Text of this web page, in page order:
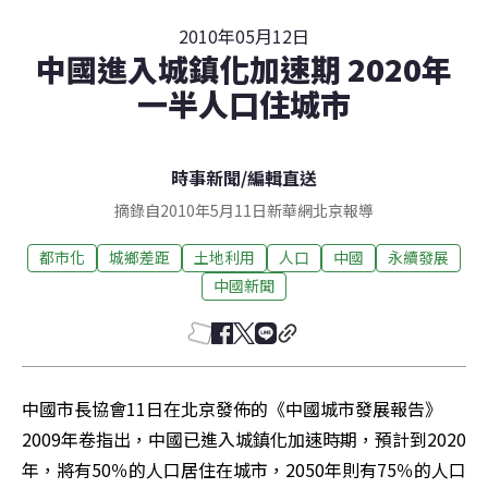
2010年05月12日
中國進入城鎮化加速期 2020年
一半人口住城市
時事新聞/編輯直送
摘錄自2010年5月11日新華網北京報導
都市化 城鄉差距 土地利用 人口 中國
永續發展
中國新聞
中國市長協會11日在北京發佈的《中國城市發展報告》
2009年卷指出，中國已進入城鎮化加速時期，預計到2020
年，將有50％的人口居住在城市，2050年則有75％的人口